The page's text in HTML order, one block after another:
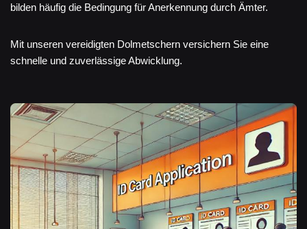
bilden häufig die Bedingung für Anerkennung durch Ämter.
Mit unseren vereidigten Dolmetschern versichern Sie eine
schnelle und zuverlässige Abwicklung.